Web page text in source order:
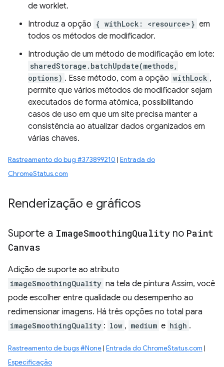
de worklet.
Introduz a opção { withLock: <resource>} em
todos os métodos de modificador.
Introdução de um método de modificação em lote:
sharedStorage.batchUpdate(methods,
options) . Esse método, com a opção withLock ,
permite que vários métodos de modificador sejam
executados de forma atômica, possibilitando
casos de uso em que um site precisa manter a
consistência ao atualizar dados organizados em
várias chaves.
Rastreamento do bug #373899210 | Entrada do
ChromeStatus.com
Renderização e gráficos
Suporte a ImageSmoothingQuality no Paint
Canvas
Adição de suporte ao atributo
imageSmoothingQuality na tela de pintura Assim, você
pode escolher entre qualidade ou desempenho ao
redimensionar imagens. Há três opções no total para
imageSmoothingQuality : low , medium e high .
Rastreamento de bugs #None| Entrada do ChromeStatus.com |
Especificação